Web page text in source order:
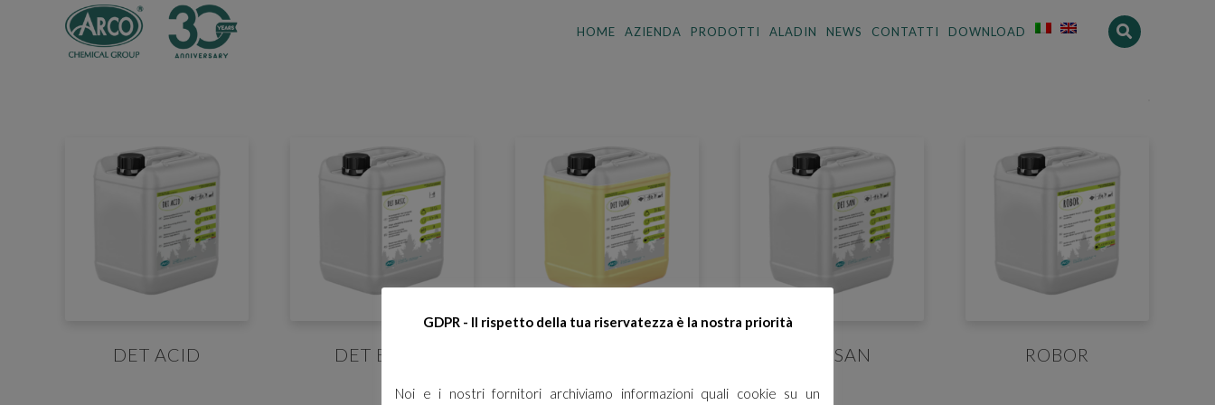
HOME AZIENDA PRODOTTI ALADIN NEWS CONTATTI DOWNLOAD
DET ACID DET BASIC DET SAN ROBOR
GDPR - Il rispetto della tua riservatezza è la nostra priorità
Noi e i nostri fornitori archiviamo informazioni quali cookie su un